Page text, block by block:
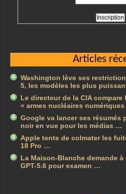
Articles
Washington lève ses
5, les modèles les plus
Le directeur de la CIA compare
« armes nucléaires
Google va lancer ses résumés
noir en vue pour les médias …
Apple tente de colmater les
18 Pro …
La Maison-Blanche demande à
GPT-5.6 pour examen …